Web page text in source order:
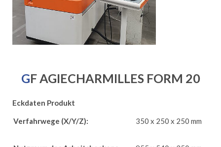
GF AGIECHARMILLES FORM 20
Eckdaten Produkt
Verfahrwege (X/Y/Z): 350 x 250 x 250 mm